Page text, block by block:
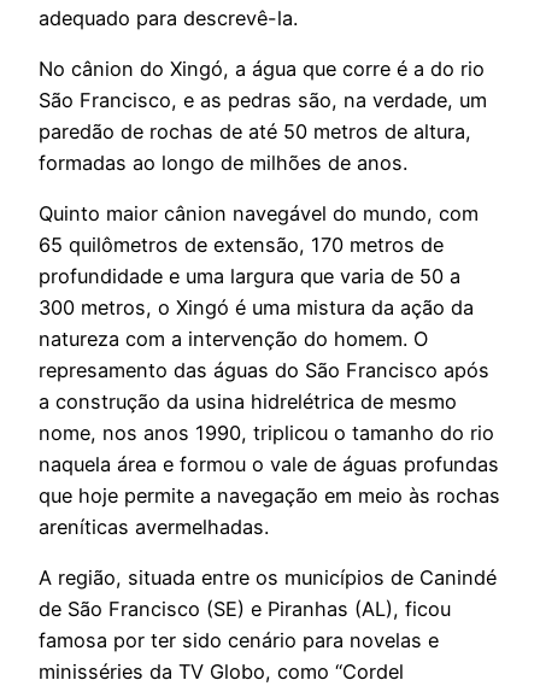
adequado para descrevê-la.
No cânion do Xingó, a água que corre é a do rio
São Francisco, e as pedras são, na verdade, um
paredão de rochas de até 50 metros de altura,
formadas ao longo de milhões de anos.
Quinto maior cânion navegável do mundo, com
65 quilômetros de extensão, 170 metros de
profundidade e uma largura que varia de 50 a
300 metros, o Xingó é uma mistura da ação da
natureza com a intervenção do homem. O
represamento das águas do São Francisco após
a construção da usina hidrelétrica de mesmo
nome, nos anos 1990, triplicou o tamanho do rio
naquela área e formou o vale de águas profundas
que hoje permite a navegação em meio às rochas
areníticas avermelhadas.
A região, situada entre os municípios de Canindé
de São Francisco (SE) e Piranhas (AL), ficou
famosa por ter sido cenário para novelas e
minisséries da TV Globo, como “Cordel